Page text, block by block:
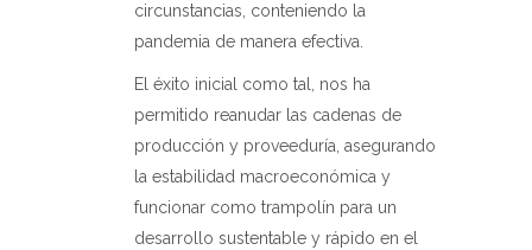
circunstancias, conteniendo la
pandemia de manera efectiva.
El éxito inicial como tal, nos ha
permitido reanudar las cadenas de
producción y proveeduría, asegurando
la estabilidad macroeconómica y
funcionar como trampolín para un
desarrollo sustentable y rápido en el